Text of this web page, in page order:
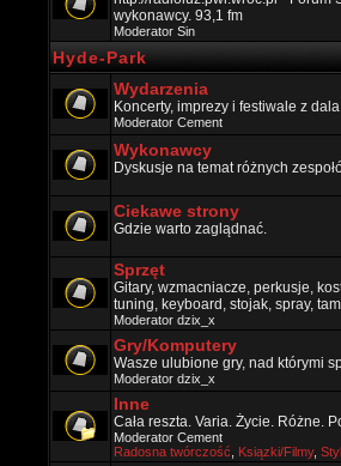
wykonawcy. 93,1 fm
Moderator Sin
Hyde-Park
Wydarzenia
Koncerty, imprezy i festiwale z
Moderator Cement
Wykonawcy
Dyskusje na temat różnych
Ciekawe strony
Gdzie warto zaglądnać.
Sprzęt
Gitary, wzmacniacze, perkusje,
tuning, keyboard, stojak, spray,
Moderator dzix_x
Gry/Komputery
Wasze ulubione gry, nad którymi
Moderator dzix_x
Inne
Cała reszta. Varia. Życie. Różne.
Moderator Cement
Radosna twórczość
Ksiązki/Filmy, Styl